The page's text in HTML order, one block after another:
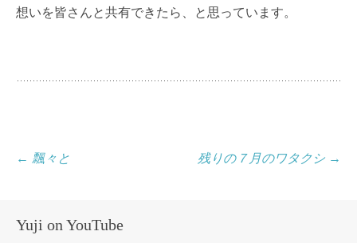
想いを皆さんと共有できたら、と思っています。
投← 飄々と 残りの７月のワタクシ →
Yuji on YouTube